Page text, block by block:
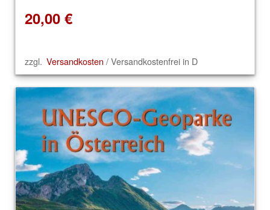
20,00 €
zzgl. Versandkosten / Versandkostenfrei in D